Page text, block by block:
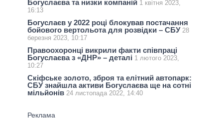
Богуслаєва та низки компаній 1 квітня 2023,
16:13
Богуслаєв у 2022 році блокував постачання
бойового вертольота для розвідки – СБУ 28
березня 2023, 10:17
Правоохоронці викрили факти співпраці
Богуслаєва з «ДНР» – деталі 1 лютого 2023,
10:27
Скіфське золото, зброя та елітний автопарк:
СБУ знайшла активи Богуслаєва ще на сотні
мільйонів 24 листопада 2022, 14:40